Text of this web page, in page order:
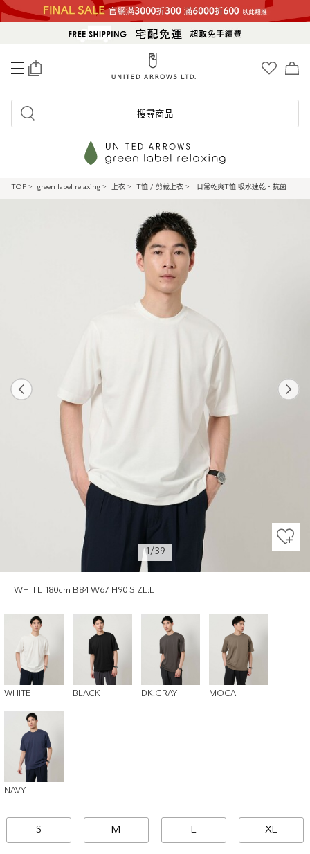
搜尋商品
TOP > green label relaxing > 上衣 > T恤 / 剪裁上衣 > 日常乾爽T恤 吸水速乾・抗菌
WHITE 180cm B84 W67 H90 SIZE:L
1/39
WHITE BLACK DK.GRAY MOCA
NAVY
S M L XL